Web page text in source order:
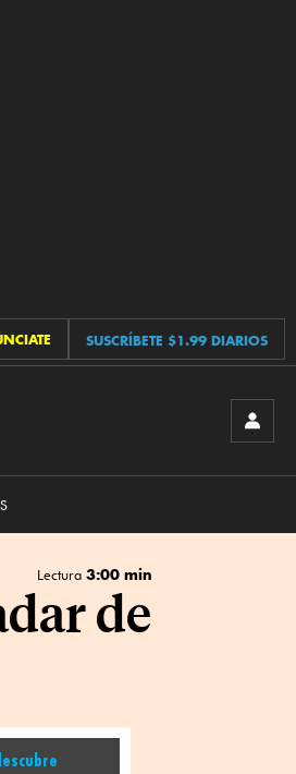
SUSCRÍBETE $1.99 DIARIOS
Lectura 3:00 min
de